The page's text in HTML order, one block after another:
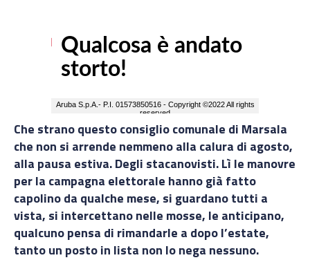
Che strano questo consiglio comunale di Marsala
che non si arrende nemmeno alla calura di agosto,
alla pausa estiva. Degli stacanovisti. Lì le manovre
per la campagna elettorale hanno già fatto
capolino da qualche mese, si guardano tutti a
vista, si intercettano nelle mosse, le anticipano,
qualcuno pensa di rimandarle a dopo l’estate,
tanto un posto in lista non lo nega nessuno.